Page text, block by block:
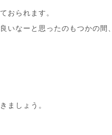
おられます。
いなーと思ったのもつかの間、
ましょう。